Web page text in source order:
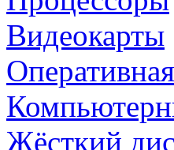
Видеокарты
Жёсткий